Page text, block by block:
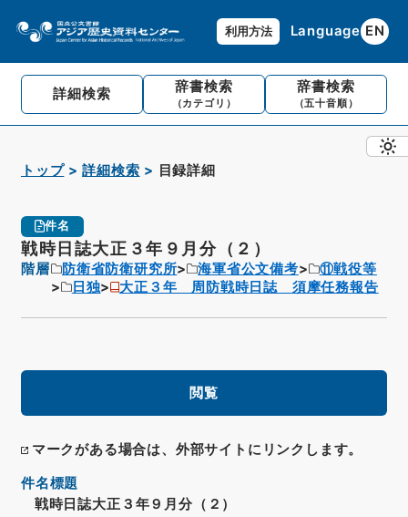
利用方法 Language EN
詳細検索 辞書検索
（カテゴリ）
辞書検索
（五十音順）
トップ 詳細検索 目録詳細
件名
戦時日誌大正３年９月分（２）
階層 防衛省防衛研究所 海軍省公文備考
⑪戦役等
日独
大正３年 周防戦時日誌 須摩任務報告
閲覧
マークがある場合は、外部サイトにリンクします。
件名標題
戦時日誌大正３年９月分（２）